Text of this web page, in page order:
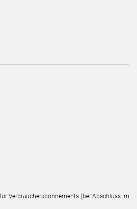
Verbraucherabonnements (bei Abschluss im